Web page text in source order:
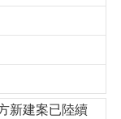
新建案已陸續